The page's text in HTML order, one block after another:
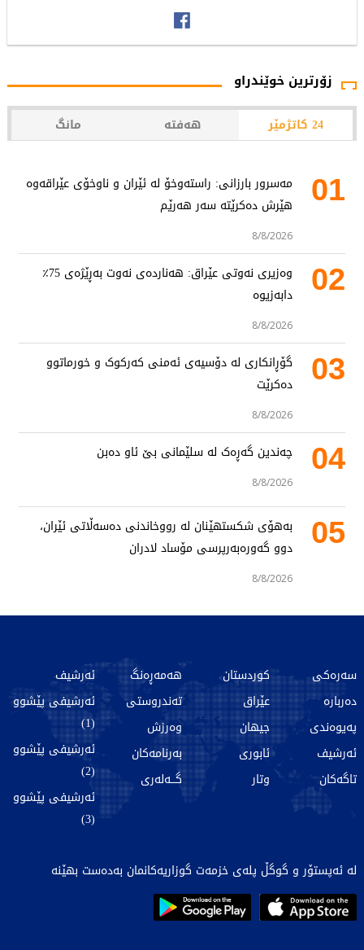
زۆرترین خوێندراو
24 کاتژمێر هەفتە مانگ
01
مەسرور بارزانی: راستەوخۆ لە ئێران و ناوخۆی عێراقەوە
هێرش دەکرێتە سەر هەرێم
8/8/2026
02
وەزیری نەوتی عێراق: هەناردەی نەوت بەڕێژەی 75٪
دابەزیوە
8/8/2026
03
گۆڕانکاری لە دۆسیەی ئەمنی کەرکوک و خورماتوو
دەکرێت
8/8/2026
04 چەندین گەڕەک لە سلێمانی بێ ئاو دەبن
8/8/2026
05
بەهۆی شکستهێنان لە رووخاندنی دەسەڵاتی ئێران،
دوو گەورەبەرپرسی مۆساد لادران
8/8/2026
سەرەکی
دەربارە
پەیوەندی
ئەرشیف
تاگەکان
کوردستان
عێراق
جیهان
ئابوری
وتار
هەمەڕەنگ
تەندروستی
وەرزش
بەرنامەکان
گـــەلەری
ئەرشیف
ئەرشیفی پێشوو
(1)
ئەرشیفی پێشوو
(2)
ئەرشیفی پێشوو
(3)
لە ئەپستۆر و گوگڵ پلەی خزمەت گوزاریەکانمان بەدەست بهێنە